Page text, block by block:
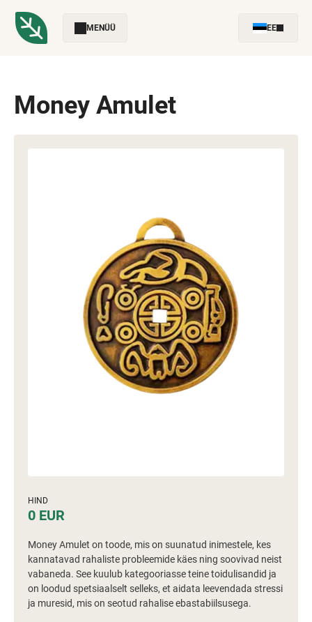
MENÜÜ EE
Money Amulet
HIND
0 EUR
Money Amulet on toode, mis on suunatud inimestele, kes
kannatavad rahaliste probleemide käes ning soovivad neist
vabaneda. See kuulub kategooriasse teine toidulisandid ja
on loodud spetsiaalselt selleks, et aidata leevendada stressi
ja muresid, mis on seotud rahalise ebastabiilsusega.